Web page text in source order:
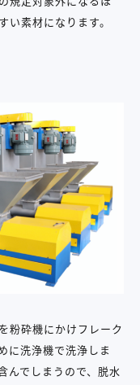
素材になります。
粉砕機にかけフレーク
に洗浄機で洗浄しま
んでしまうので、脱水